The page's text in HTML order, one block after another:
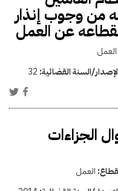
من وجوب إنذار
عن العمل
العمل
السنة القضائية: 32
الجزاءات
العمل